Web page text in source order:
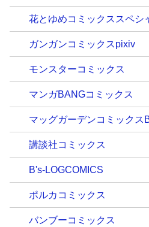
花とゆめコミックススペシ
ガンガンコミックスpixiv
モンスターコミックス
マンガBANGコミックス
マッグガーデンコミックス
講談社コミックス
B's-LOGCOMICS
ポルカコミックス
バンブーコミックス